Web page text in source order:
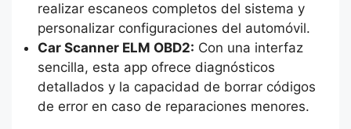
realizar escaneos completos del sistema y
personalizar configuraciones del automóvil.
Car Scanner ELM OBD2: Con una interfaz
sencilla, esta app ofrece diagnósticos
detallados y la capacidad de borrar códigos
de error en caso de reparaciones menores.